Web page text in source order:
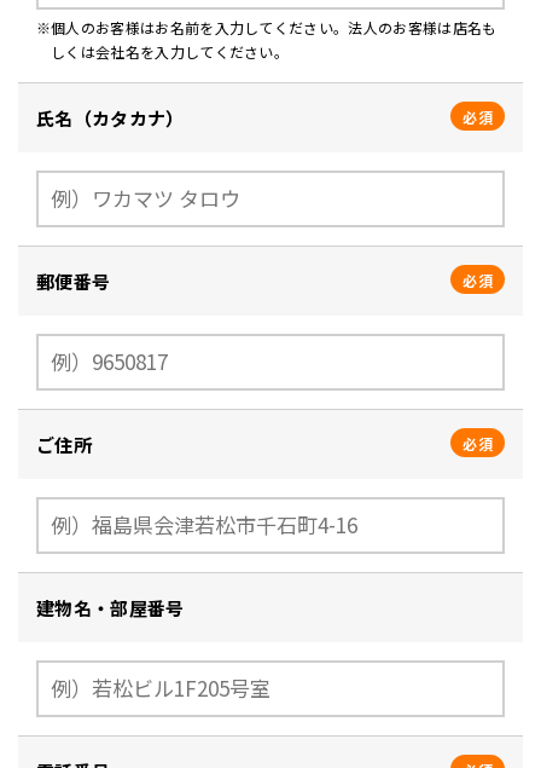
個人のお客様はお名前を入力してください。法人のお客様は店名も
しくは会社名を入力してください。
氏名（カタカナ） 必須
郵便番号 必須
ご住所 必須
建物名・部屋番号